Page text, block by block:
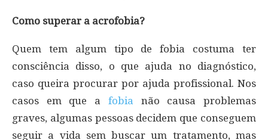
Como superar a acrofobia?
Quem tem algum tipo de fobia costuma ter
consciência disso, o que ajuda no diagnóstico,
caso queira procurar por ajuda profissional. Nos
casos em que a fobia não causa problemas
graves, algumas pessoas decidem que conseguem
seguir a vida sem buscar um tratamento, mas